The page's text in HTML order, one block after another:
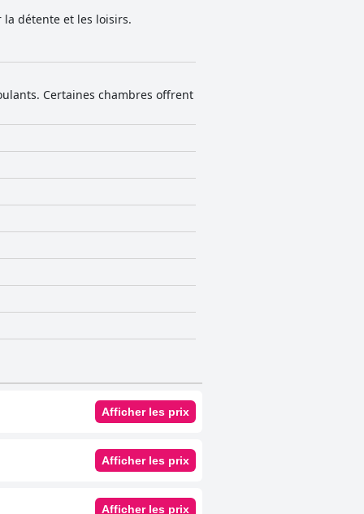
détente et les loisirs.
Certaines chambres offrent
Afficher les prix
Afficher les prix
Afficher les prix